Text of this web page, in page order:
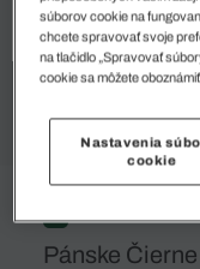
%
Pánske
súborov cookie na
chcete spravovať svoje
na tlačidlo „Spravovať
cookie sa môžete
Nastavenia
cookie